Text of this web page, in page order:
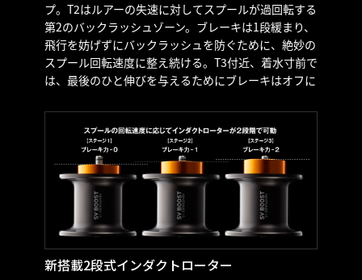
プ。T2はルアーの失速に対してスプールが過回転する
第2のバックラッシュゾーン。ブレーキは1段緩まり、
飛行を妨げずにバックラッシュを防ぐために、絶妙の
スプール回転速度に整え続ける。T3付近、着水寸前で
は、最後のひと伸びを与えるためにブレーキはオフに
新搭載2段式インダクトローター